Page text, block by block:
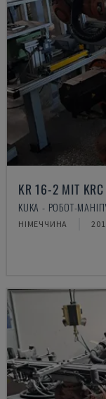
KR 16-2 MIT
KUKA - РОБОТ-
НІМЕЧЧИНА